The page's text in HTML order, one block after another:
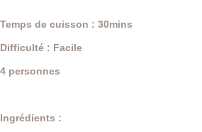
Temps de cuisson : 30mins
Difficulté : Facile
4 personnes
Ingrédients :